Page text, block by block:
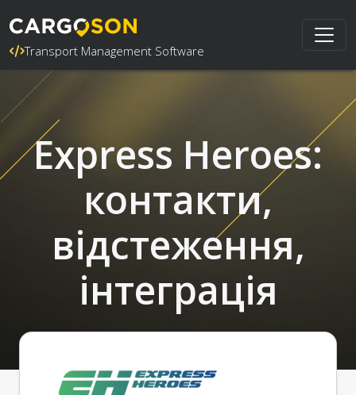
Transport Management Software
Express Heroes:
контакти,
відстеження,
інтеграція